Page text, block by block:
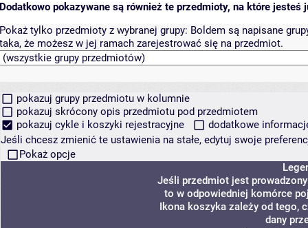
Dodatkowo pokazywane są również te przedmioty, na które jesteś
Pokaż tylko przedmioty z wybranej grupy: Boldem są napisane
taka, że możesz w jej ramach zarejestrować się na przedmiot.
pokazuj grupy przedmiotu w kolumnie
pokazuj skrócony opis przedmiotu pod przedmiotem
pokazuj cykle i koszyki rejestracyjne
dodatkowe
Jeśli chcesz zmienić te ustawienia na stałe, edytuj swoje
Pokaż opcje
Jeśli przedmiot jest
to w odpowiedniej komórce
Ikona koszyka zależy od tego,
dany